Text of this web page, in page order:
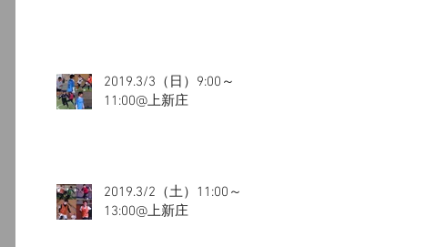
2019.3/3（日）9:00～
11:00@上新庄
2019.3/2（土）11:00～
13:00@上新庄